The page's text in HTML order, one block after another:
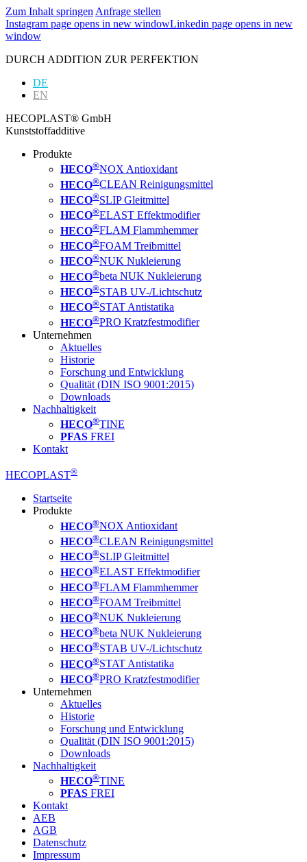
Zum Inhalt springen Anfrage stellen
Instagram page opens in new windowLinkedin page opens in new
window
DURCH ADDITION ZUR PERFEKTION
DE
EN
HECOPLAST® GmbH
Kunststoffadditive
Produkte
HECO®NOX Antioxidant
HECO®CLEAN Reinigungsmittel
HECO®SLIP Gleitmittel
HECO®ELAST Effektmodifier
HECO®FLAM Flammhemmer
HECO®FOAM Treibmittel
HECO®NUK Nukleierung
HECO®beta NUK Nukleierung
HECO®STAB UV-/Lichtschutz
HECO®STAT Antistatika
HECO®PRO Kratzfestmodifier
Unternehmen
Aktuelles
Historie
Forschung und Entwicklung
Qualität (DIN ISO 9001:2015)
Downloads
Nachhaltigkeit
HECO®TINE
PFAS FREI
Kontakt
HECOPLAST®
Startseite
Produkte
HECO®NOX Antioxidant
HECO®CLEAN Reinigungsmittel
HECO®SLIP Gleitmittel
HECO®ELAST Effektmodifier
HECO®FLAM Flammhemmer
HECO®FOAM Treibmittel
HECO®NUK Nukleierung
HECO®beta NUK Nukleierung
HECO®STAB UV-/Lichtschutz
HECO®STAT Antistatika
HECO®PRO Kratzfestmodifier
Unternehmen
Aktuelles
Historie
Forschung und Entwicklung
Qualität (DIN ISO 9001:2015)
Downloads
Nachhaltigkeit
HECO®TINE
PFAS FREI
Kontakt
AEB
AGB
Datenschutz
Impressum